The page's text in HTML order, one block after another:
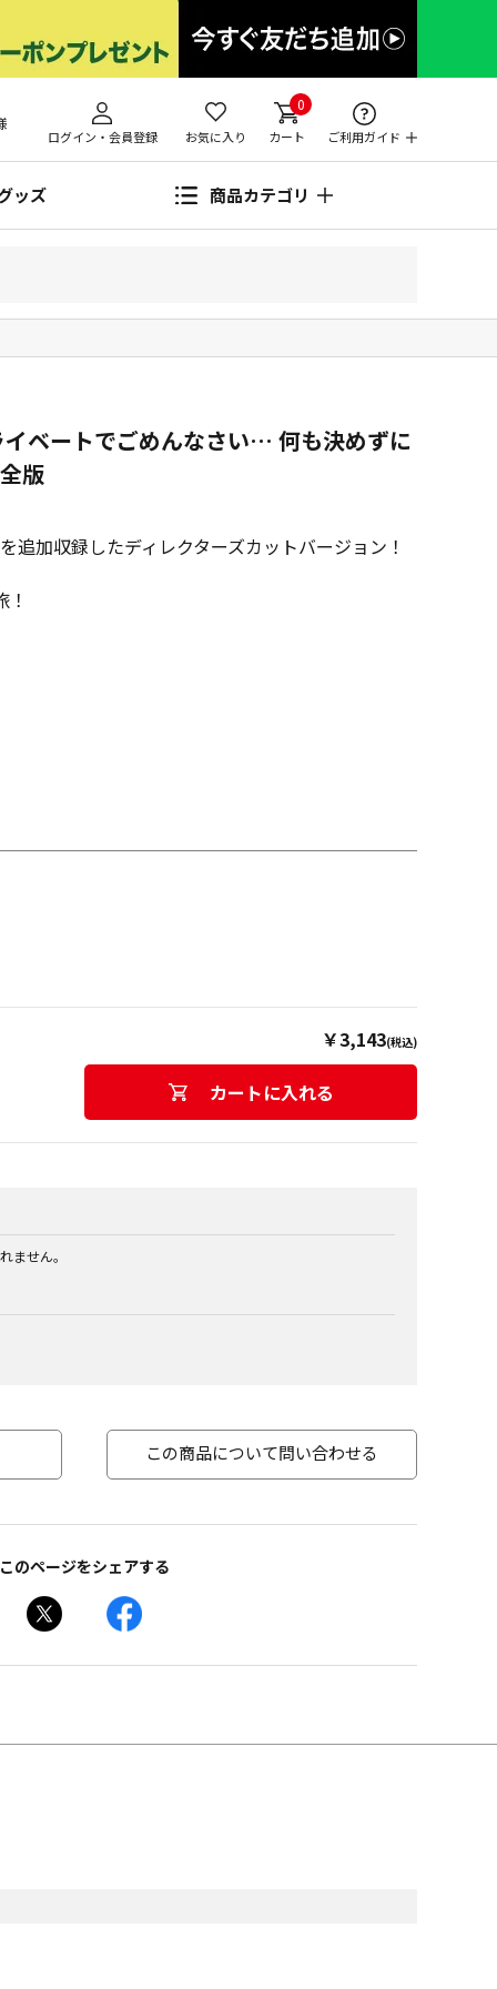
ログイン・会員登録 お気に入り
0
カート ご利用ガイド
ッズ 商品カテゴリ
ベートでごめんなさい… 何も決めずに
版
追加収録したディレクターズカットバージョン！
￥3,143(税込)
カートに入れる
ません。
この商品について問い合わせる
このページをシェアする